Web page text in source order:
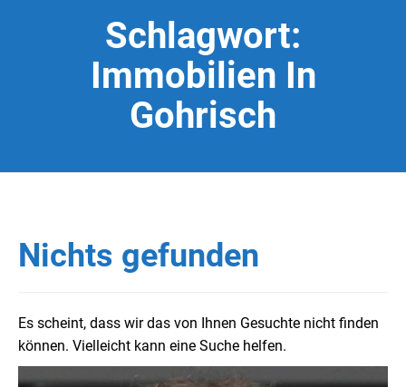
Schlagwort:
Immobilien In
Gohrisch
Nichts gefunden
Es scheint, dass wir das von Ihnen Gesuchte nicht finden
können. Vielleicht kann eine Suche helfen.